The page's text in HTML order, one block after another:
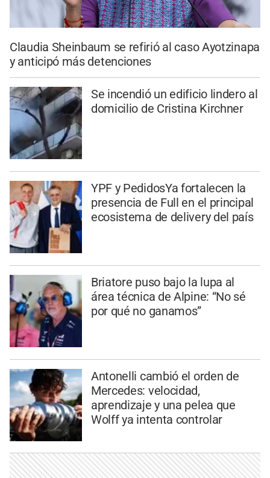
Claudia Sheinbaum se refirió al caso Ayotzinapa
y anticipó más detenciones
Se incendió un edificio lindero al
domicilio de Cristina Kirchner
YPF y PedidosYa fortalecen la
presencia de Full en el principal
ecosistema de delivery del país
Briatore puso bajo la lupa al
área técnica de Alpine: “No sé
por qué no ganamos”
Antonelli cambió el orden de
Mercedes: velocidad,
aprendizaje y una pelea que
Wolff ya intenta controlar